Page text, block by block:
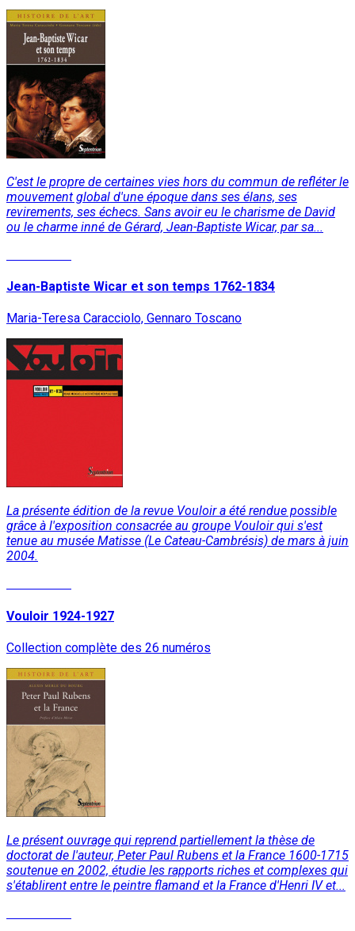
C'est le propre de certaines vies hors du commun de refléter le
mouvement global d'une époque dans ses élans, ses
revirements, ses échecs. Sans avoir eu le charisme de David
ou le charme inné de Gérard, Jean-Baptiste Wicar, par sa...
Jean-Baptiste Wicar et son temps 1762-1834
Maria-Teresa Caracciolo, Gennaro Toscano
La présente édition de la revue Vouloir a été rendue possible
grâce à l'exposition consacrée au groupe Vouloir qui s'est
tenue au musée Matisse (Le Cateau-Cambrésis) de mars à juin
2004.
Vouloir 1924-1927
Collection complète des 26 numéros
Le présent ouvrage qui reprend partiellement la thèse de
doctorat de l'auteur, Peter Paul Rubens et la France 1600-1715
soutenue en 2002, étudie les rapports riches et complexes qui
s'établirent entre le peintre flamand et la France d'Henri IV et...